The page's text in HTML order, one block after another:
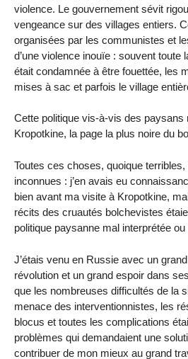
violence. Le gouvernement sévit
vengeance sur des villages entiers.
organisées par les communistes et
d’une violence inouïe : souvent toute
était condamnée à être fouettée, les
mises à sac et parfois le village
Cette politique vis-à-vis des paysans
Kropotkine, la page la plus noire du
Toutes ces choses, quoique terribles,
inconnues : j’en avais eu
bien avant ma visite à Kropotkine,
récits des cruautés bolchevistes
politique paysanne mal interprétée
J’étais venu en Russie avec un
révolution et un grand espoir dans
que les nombreuses difficultés de la
menace des interventionnistes, les
blocus et toutes les complications
problèmes qui demandaient une
contribuer de mon mieux au grand